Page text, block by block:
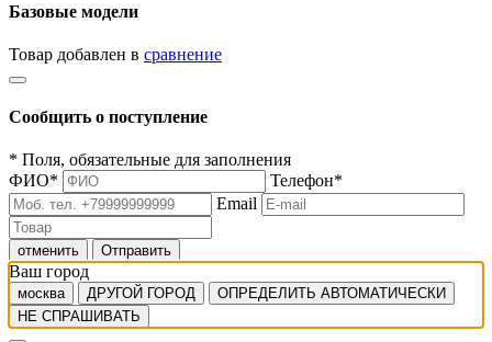
Базовые модели
Товар добавлен в сравнение
Сообщить о поступление
* Поля, обязательные для заполнения
ФИО* Телефон*
Email
отменить Отправить
Ваш город
москва ДРУГОЙ ГОРОД
ОПРЕДЕЛИТЬ АВТОМАТИЧЕСКИ
НЕ СПРАШИВАТЬ